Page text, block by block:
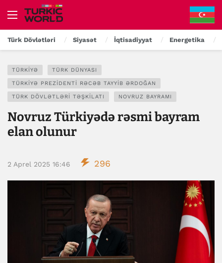
Türk Dövlətləri Siyasət İqtisadiyyat Energetika
TÜRKIYƏ TÜRK DÜNYASI
TÜRKIYƏ PREZIDENTI RƏCƏB TAYYIB ƏRDOĞAN
TÜRK DÖVLƏTLƏRI TƏŞKILATI NOVRUZ BAYRAMI
Novruz Türkiyədə rəsmi bayram
elan olunur
2 Aprel 2025 16:46 296